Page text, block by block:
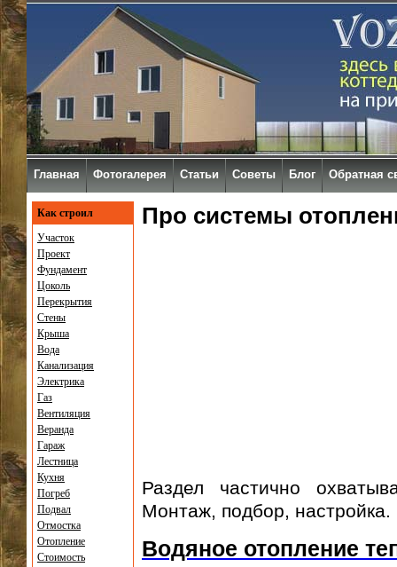
Про системы
Раздел частично
Монтаж, подбор,
Водяное отопление
Как строил
Участок
Проект
Фундамент
Цоколь
Перекрытия
Стены
Крыша
Вода
Канализация
Электрика
Газ
Вентиляция
Веранда
Гараж
Лестница
Кухня
Погреб
Подвал
Отмостка
Отопление
Стоимость
Главная Фотогалерея Статьи Советы Блог Обратная